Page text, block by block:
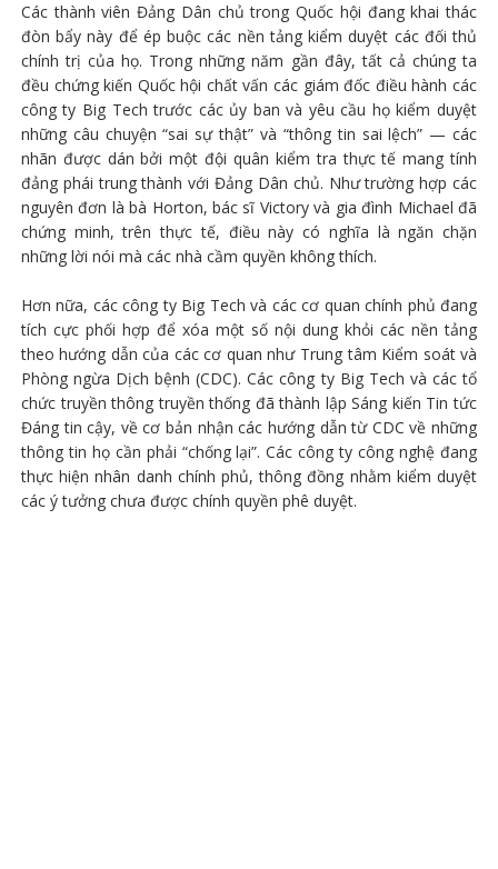
Các thành viên Đảng Dân chủ trong Quốc hội đang khai thác
đòn bẩy này để ép buộc các nền tảng kiểm duyệt các đối thủ
chính trị của họ. Trong những năm gần đây, tất cả chúng ta
đều chứng kiến Quốc hội chất vấn các giám đốc điều hành các
công ty Big Tech trước các ủy ban và yêu cầu họ kiểm duyệt
những câu chuyện “sai sự thật” và “thông tin sai lệch” — các
nhãn được dán bởi một đội quân kiểm tra thực tế mang tính
đảng phái trung thành với Đảng Dân chủ. Như trường hợp các
nguyên đơn là bà Horton, bác sĩ Victory và gia đình Michael đã
chứng minh, trên thực tế, điều này có nghĩa là ngăn chặn
những lời nói mà các nhà cầm quyền không thích.
Hơn nữa, các công ty Big Tech và các cơ quan chính phủ đang
tích cực phối hợp để xóa một số nội dung khỏi các nền tảng
theo hướng dẫn của các cơ quan như Trung tâm Kiểm soát và
Phòng ngừa Dịch bệnh (CDC). Các công ty Big Tech và các tổ
chức truyền thông truyền thống đã thành lập Sáng kiến ​​Tin tức
Đáng tin cậy, về cơ bản nhận các hướng dẫn từ CDC về những
thông tin họ cần phải “chống lại”. Các công ty công nghệ đang
thực hiện nhân danh chính phủ, thông đồng nhằm kiểm duyệt
các ý tưởng chưa được chính quyền phê duyệt.